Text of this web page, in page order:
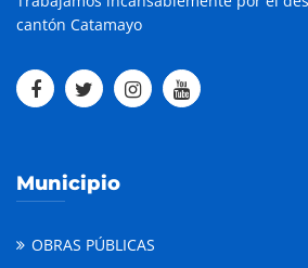
cantón Catamayo
Municipio
OBRAS PÚBLICAS